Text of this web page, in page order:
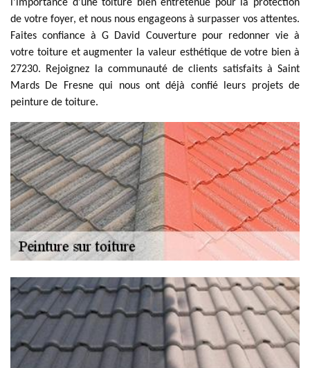
l'importance d'une toiture bien entretenue pour la protection
de votre foyer, et nous nous engageons à surpasser vos attentes.
Faites confiance à G David Couverture pour redonner vie à
votre toiture et augmenter la valeur esthétique de votre bien à
27230. Rejoignez la communauté de clients satisfaits à Saint
Mards De Fresne qui nous ont déjà confié leurs projets de
peinture de toiture.